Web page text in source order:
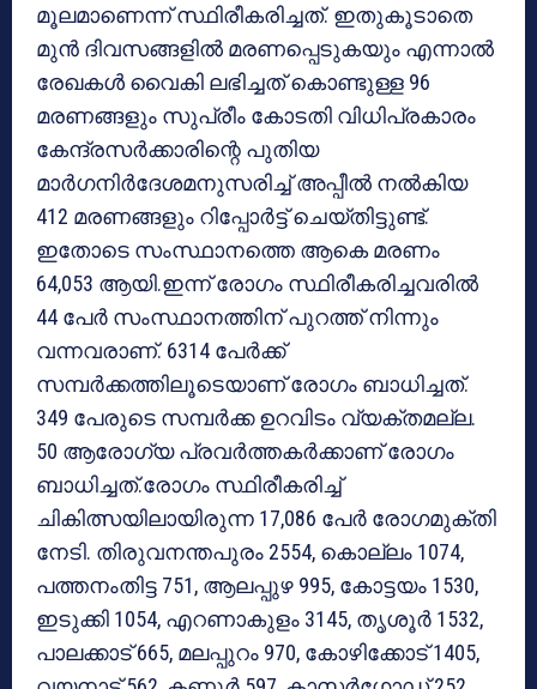
മൂലമാണെന്ന് സ്ഥിരീകരിച്ചത്. ഇതുകൂടാതെ
മുന്‍ ദിവസങ്ങളില്‍ മരണപ്പെടുകയും എന്നാല്‍
രേഖകള്‍ വൈകി ലഭിച്ചത് കൊണ്ടുള്ള 96
മരണങ്ങളും സുപ്രീം കോടതി വിധിപ്രകാരം
കേന്ദ്രസര്‍ക്കാരിന്റെ പുതിയ
മാര്‍ഗനിര്‍ദേശമനുസരിച്ച് അപ്പീല്‍ നല്‍കിയ
412 മരണങ്ങളും റിപ്പോര്‍ട്ട് ചെയ്തിട്ടുണ്ട്.
ഇതോടെ സംസ്ഥാനത്തെ ആകെ മരണം
64,053 ആയി.ഇന്ന് രോഗം സ്ഥിരീകരിച്ചവരില്‍
44 പേര്‍ സംസ്ഥാനത്തിന് പുറത്ത് നിന്നും
വന്നവരാണ്. 6314 പേര്‍ക്ക്
സമ്പര്‍ക്കത്തിലൂടെയാണ് രോഗം ബാധിച്ചത്.
349 പേരുടെ സമ്പര്‍ക്ക ഉറവിടം വ്യക്തമല്ല.
50 ആരോഗ്യ പ്രവര്‍ത്തകര്‍ക്കാണ് രോഗം
ബാധിച്ചത്.രോഗം സ്ഥിരീകരിച്ച്
ചികിത്സയിലായിരുന്ന 17,086 പേര്‍ രോഗമുക്തി
നേടി. തിരുവനന്തപുരം 2554, കൊല്ലം 1074,
പത്തനംതിട്ട 751, ആലപ്പുഴ 995, കോട്ടയം 1530,
ഇടുക്കി 1054, എറണാകുളം 3145, തൃശൂര്‍ 1532,
പാലക്കാട് 665, മലപ്പുറം 970, കോഴിക്കോട് 1405,